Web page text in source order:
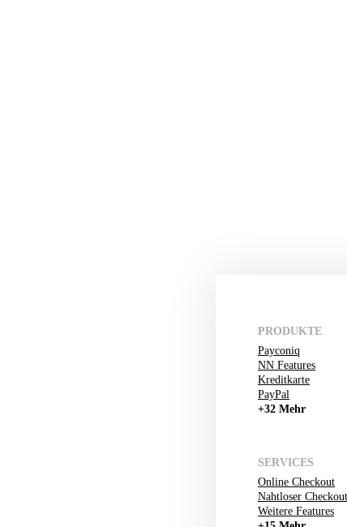
PRODUKTE
Payconiq
NN Features
Kreditkarte
PayPal
+32 Mehr
SERVICES
Online Checkout
Nahtloser Checkout
Weitere Features